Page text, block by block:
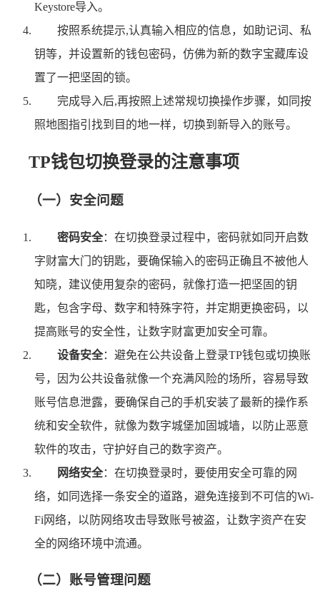
Keystore导入。
按照系统提示,认真输入相应的信息，如助记词、私
钥等，并设置新的钱包密码，仿佛为新的数字宝藏库设
置了一把坚固的锁。
完成导入后,再按照上述常规切换操作步骤，如同按
照地图指引找到目的地一样，切换到新导入的账号。
TP钱包切换登录的注意事项
（一）安全问题
密码安全：在切换登录过程中，密码就如同开启数
字财富大门的钥匙，要确保输入的密码正确且不被他人
知晓，建议使用复杂的密码，就像打造一把坚固的钥
匙，包含字母、数字和特殊字符，并定期更换密码，以
提高账号的安全性，让数字财富更加安全可靠。
设备安全：避免在公共设备上登录TP钱包或切换账
号，因为公共设备就像一个充满风险的场所，容易导致
账号信息泄露，要确保自己的手机安装了最新的操作系
统和安全软件，就像为数字城堡加固城墙，以防止恶意
软件的攻击，守护好自己的数字资产。
网络安全：在切换登录时，要使用安全可靠的网
络，如同选择一条安全的道路，避免连接到不可信的Wi-
Fi网络，以防网络攻击导致账号被盗，让数字资产在安
全的网络环境中流通。
（二）账号管理问题